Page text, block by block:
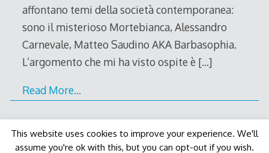
affontano temi della società contemporanea:
sono il misterioso Mortebianca, Alessandro
Carnevale, Matteo Saudino AKA Barbasophia.
L’argomento che mi ha visto ospite è […]
Read More…
This website uses cookies to improve your experience. We'll
assume you're ok with this, but you can opt-out if you wish.